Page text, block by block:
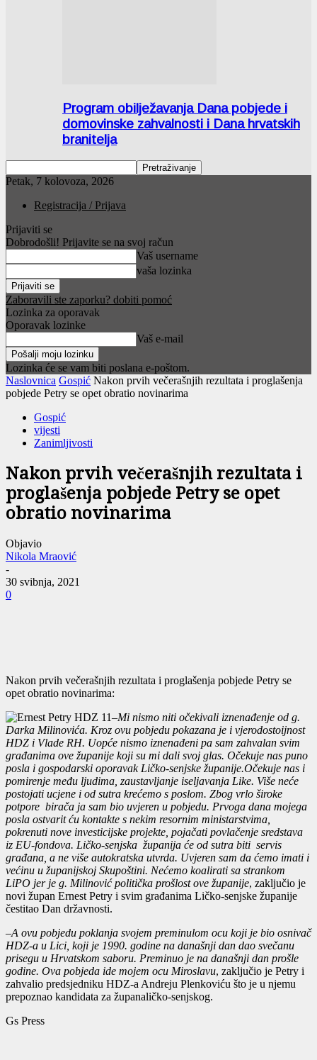
Program obilježavanja Dana pobjede i
domovinske zahvalnosti i Dana hrvatskih
branitelja
Petak, 7 kolovoza, 2026
Registracija / Prijava
Prijaviti se
Dobrodošli! Prijavite se na svoj račun
Vaš username
vaša lozinka
Zaboravili ste zaporku? dobiti pomoć
Lozinka za oporavak
Oporavak lozinke
Vaš e-mail
Lozinka će se vam biti poslana e-poštom.
Naslovnica Gospić Nakon prvih večerašnjih rezultata i proglašenja
pobjede Petry se opet obratio novinarima
Gospić
vijesti
Zanimljivosti
Nakon prvih večerašnjih rezultata i
proglašenja pobjede Petry se opet
obratio novinarima
Objavio
Nikola Mraović
-
30 svibnja, 2021
0
Nakon prvih večerašnjih rezultata i proglašenja pobjede Petry se
opet obratio novinarima:
–Mi nismo niti očekivali iznenađenje od g.
Darka Milinovića. Kroz ovu pobjedu pokazana je i vjerodostoijnost
HDZ i Vlade RH. Uopće nismo iznenađeni pa sam zahvalan svim
građanima ove županije koji su mi dali svoj glas. Očekuje nas puno
posla i gospodarski oporavak Ličko-senjske županije.Očekuje nas i
pomirenje među ljudima, zaustavljanje iseljavanja Like. Više neće
postojati ucjene i od sutra krećemo s poslom. Zbog vrlo široke
potpore birača ja sam bio uvjeren u pobjedu. Prvoga dana mojega
posla ostvarit ću kontakte s nekim resornim ministarstvima,
pokrenuti nove investicijske projekte, pojačati povlačenje sredstava
iz EU-fondova. Ličko-senjska županija će od sutra biti servis
građana, a ne više autokratska utvrda. Uvjeren sam da ćemo imati i
većinu u županijskoj Skupoštini. Nećemo koalirati sa strankom
LiPO jer je g. Milinović politička prošlost ove županije, zaključio je
novi župan Ernest Petry i svim građanima Ličko-senjske županije
čestitao Dan državnosti.
–A ovu pobjedu poklanja svojem preminulom ocu koji je bio osnivač
HDZ-a u Lici, koji je 1990. godine na današnji dan dao svečanu
prisegu u Hrvatskom saboru. Preminuo je na današnji dan prošle
godine. Ova pobjeda ide mojem ocu Miroslavu, zaključio je Petry i
zahvalio predsjedniku HDZ-a Andreju Plenkoviću što je u njemu
prepoznao kandidata za županaličko-senjskog.
Gs Press